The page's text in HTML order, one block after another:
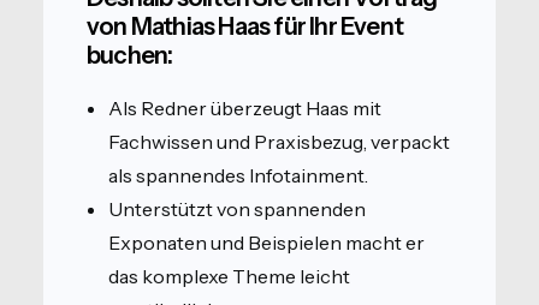
von Mathias Haas für Ihr Event
buchen:
Als Redner überzeugt Haas mit
Fachwissen und Praxisbezug, verpackt
als spannendes Infotainment.
Unterstützt von spannenden
Exponaten und Beispielen macht er
das komplexe Theme leicht